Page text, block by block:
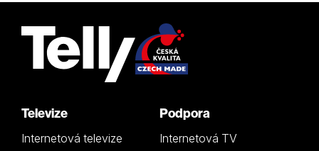
Televize
Internetová televize
Podpora
Internetová TV